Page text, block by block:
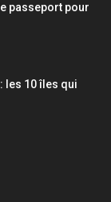
passeport pour
les 10 îles qui